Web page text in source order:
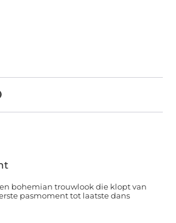
bohemian trouwlook die klopt van
pasmoment tot laatste dans